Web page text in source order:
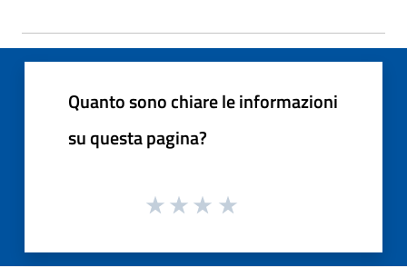
Quanto sono chiare le informazioni
su questa pagina?